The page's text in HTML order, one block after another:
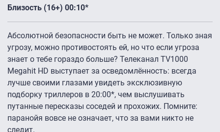
Близость (16+) 00:10*
Абсолютной безопасности быть не может. Только зная
угрозу, можно противостоять ей, но что если угроза
знает о тебе гораздо больше? Телеканал TV1000
Megahit HD выступает за осведомлённость: всегда
лучше своими глазами увидеть эксклюзивную
подборку триллеров в 20:00*, чем выслушивать
путанные пересказы соседей и прохожих. Помните:
паранойя вовсе не означает, что за вами никто не
следит.